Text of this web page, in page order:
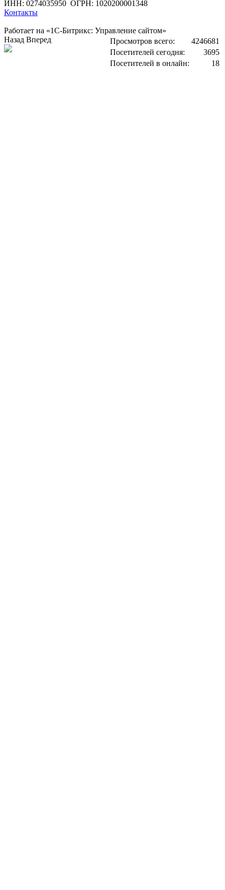
ИНН: 0274035950 ОГРН: 1020200001348
Контакты
Работает на «1С-Битрикс: Управление сайтом»
Просмотров всего:
4246681
Посетителей сегодня:
3695
Посетителей в онлайн:
18
Назад Вперед